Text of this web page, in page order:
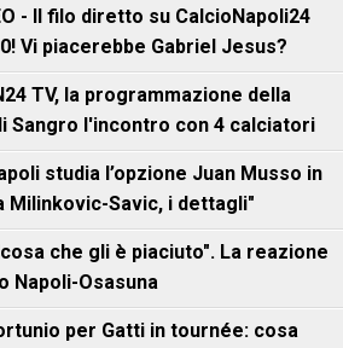
- Il filo diretto su CalcioNapoli24
Vi piacerebbe Gabriel Jesus?
TV, la programmazione della
Sangro l'incontro con 4 calciatori
studia l’opzione Juan Musso in
Milinkovic-Savic, i dettagli"
che gli è piaciuto". La reazione
Napoli-Osasuna
per Gatti in tournée: cosa